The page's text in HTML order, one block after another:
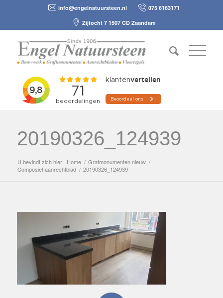
info@engelnatuursteen.nl
075 6163171
Zijtocht 7 1507 CD Zaandam
20190326_124939
U bevindt zich hier: Home / Grafmonumenten nieuw /
Composiet aanrechtblad / 20190326_124939